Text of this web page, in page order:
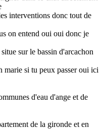
interventions donc tout de
on entend oui oui donc je
sur le bassin d'arcachon
marie si tu peux passer oui ici
d'eau d'ange et de
de la gironde et en